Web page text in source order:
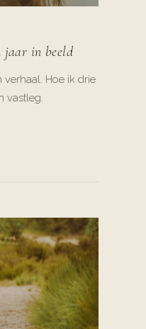
jaar in beeld
verhaal. Hoe ik drie
vastleg.